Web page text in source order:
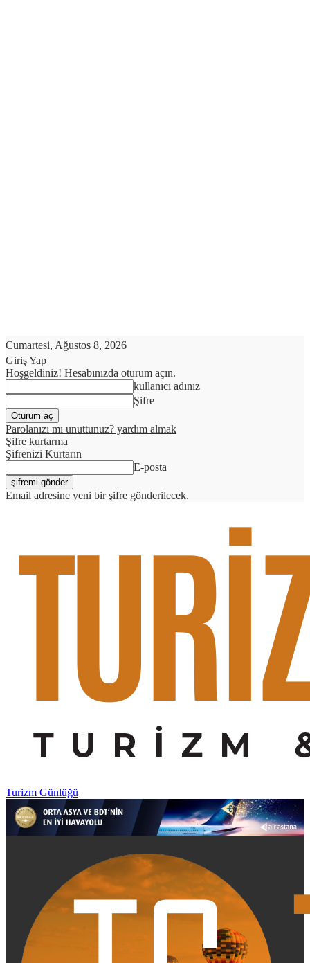
Cumartesi, Ağustos 8, 2026
Giriş Yap
Hoşgeldiniz! Hesabınızda oturum açın.
kullanıcı adınız
Şifre
Parolanızı mı unuttunuz? yardım almak
Şifre kurtarma
Şifrenizi Kurtarın
E-posta
Email adresine yeni bir şifre gönderilecek.
Turizm Günlüğü